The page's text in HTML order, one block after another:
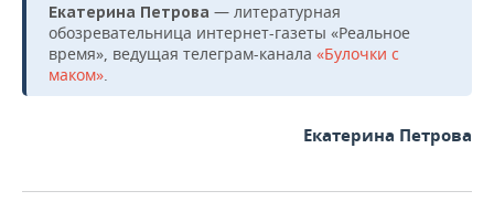
Екатерина Петрова — литературная
обозревательница интернет-газеты «Реальное
время», ведущая телеграм-канала «Булочки с
маком».
Екатерина Петрова